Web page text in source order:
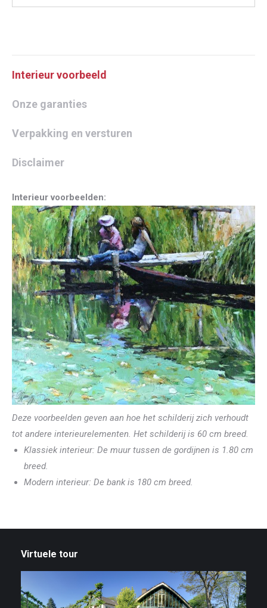
Interieur voorbeeld
Onze garanties
Verpakking en versturen
Disclaimer
Interieur voorbeelden:
Deze voorbeelden geven aan hoe het schilderij zich verhoudt
tot andere interieurelementen. Het schilderij is 60 cm breed.
Klassiek interieur: De muur tussen de gordijnen is 1.80 cm
breed.
Modern interieur: De bank is 180 cm breed.
Virtuele tour